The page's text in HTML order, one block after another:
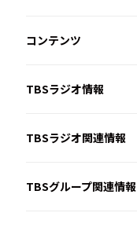
コンテンツ
TBSラジオ情報
TBSラジオ関連情報
TBSグループ関連情報